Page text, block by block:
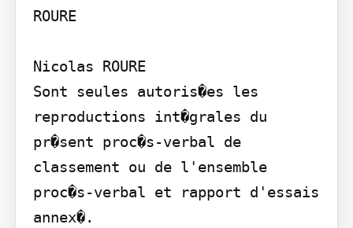
ROURE
Nicolas ROURE
Sont seules autoris�es les
reproductions int�grales du
pr�sent proc�s-verbal de
classement ou de l'ensemble
proc�s-verbal et rapport d'essais
annex�.